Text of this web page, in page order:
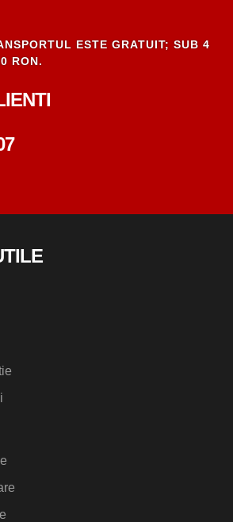
ESTE GRATUIT; SUB 4
RON.